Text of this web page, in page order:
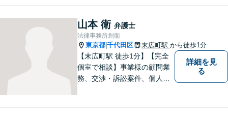
山本 衛 弁護士
法律事務所創衛
東京都 千代田区 末広町駅 から徒歩1分
【末広町駅 徒歩1分】【完全
個室で相談】事業様の顧問業
務、交渉・訴訟案件、個人の
詳細を見
る